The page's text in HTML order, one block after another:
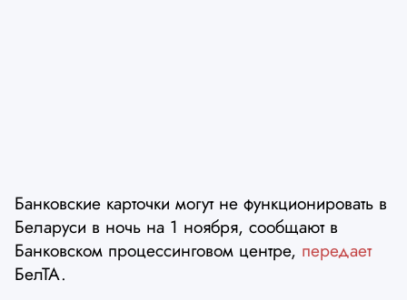
Банковские карточки могут не функционировать в
Беларуси в ночь на 1 ноября, сообщают в
Банковском процессинговом центре, передает
БелТА.